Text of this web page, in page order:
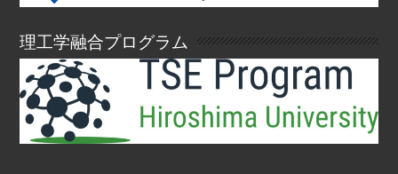
理工学融合プログラム